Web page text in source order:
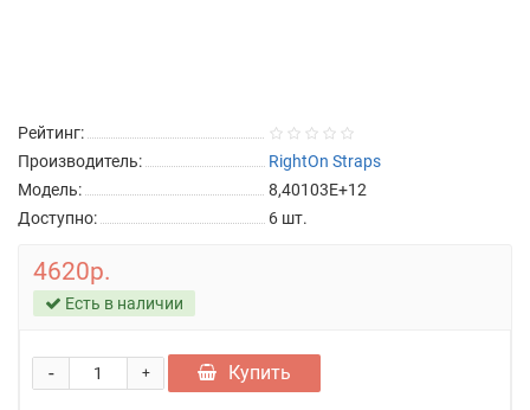
Рейтинг:
Производитель:
RightOn Straps
Модель:
8,40103E+12
Доступно:
6 шт.
4620р.
Есть в наличии
+
- Купить